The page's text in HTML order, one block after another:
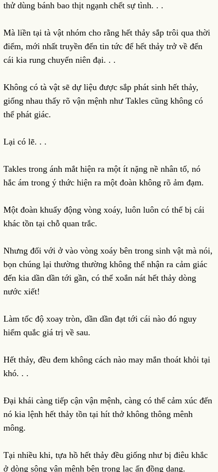
thử dùng bánh bao thịt ngạnh chết sự tình. . .
Mà liền tại tà vật nhóm cho rằng hết thảy sắp trôi qua thời
điểm, mới nhất truyền đến tin tức để hết thảy trở về đến
cái kia rung chuyển niên đại. . .
Không có tà vật sẽ dự liệu được sắp phát sinh hết thảy,
giống nhau thấy rõ vận mệnh như Takles cũng không có
thể phát giác.
Lại có lẽ. . .
Takles trong ánh mắt hiện ra một ít nặng nề nhân tố, nó
hắc ám trong ý thức hiện ra một đoàn không rõ ảm đạm.
Một đoàn khuấy động vòng xoáy, luôn luôn có thể bị cái
khác tồn tại chỗ quan trắc.
Nhưng đối với ở vào vòng xoáy bên trong sinh vật mà nói,
bọn chúng lại thường thường không thể nhận ra cảm giác
đến kia dần dần tới gần, có thể xoắn nát hết thảy dòng
nước xiết!
Làm tốc độ xoay tròn, dần dần đạt tới cái nào đó nguy
hiểm quắc giá trị về sau.
Hết thảy, đều đem không cách nào may mắn thoát khỏi tại
khó. . .
Đại khái càng tiếp cận vận mệnh, càng có thể cảm xúc đến
nó kia lệnh hết thảy tồn tại hít thở không thông mênh
mông.
Tại nhiều khi, tựa hồ hết thảy đều giống như bị điêu khắc
ở dòng sông vận mệnh bên trong lạc ấn đồng dạng.